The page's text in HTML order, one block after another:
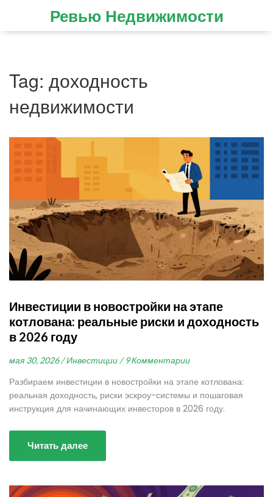
Ревью Недвижимости
Tag: доходность
недвижимости
Инвестиции в новостройки на этапе
котлована: реальные риски и доходность
в 2026 году
мая 30, 2026 / Инвестиции / 9 Комментарии
Разбираем инвестиции в новостройки на этапе котлована:
реальная доходность, риски эскроу-системы и пошаговая
инструкция для начинающих инвесторов в 2026 году.
Читать далее